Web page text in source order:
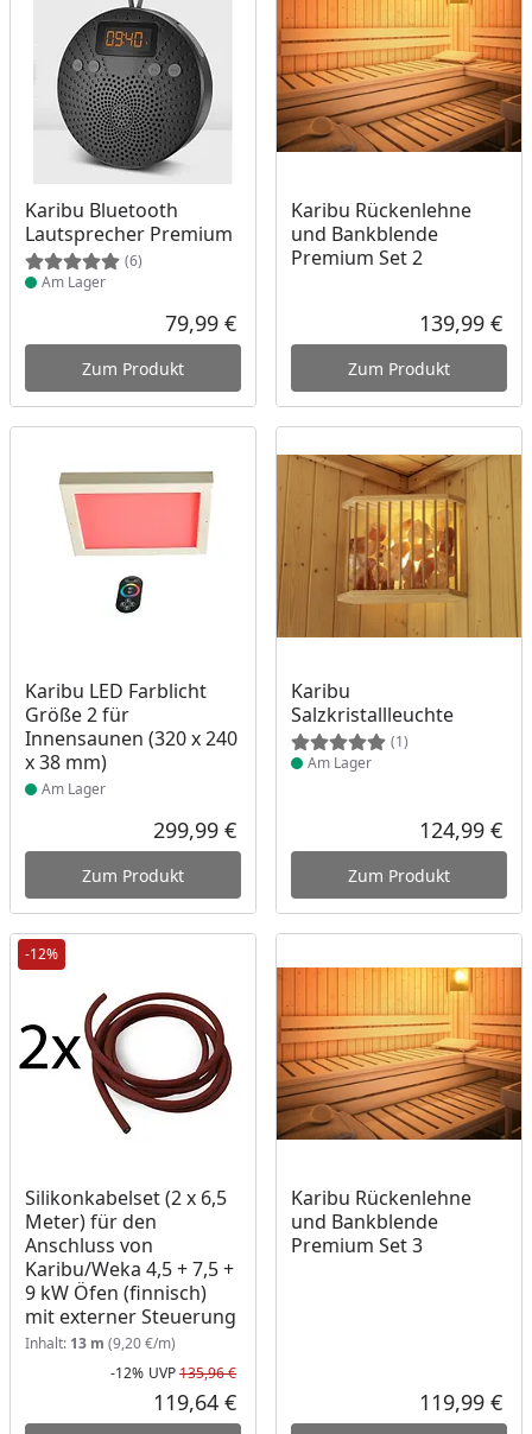
Karibu Bluetooth
Lautsprecher Premium
(6)
Produkt am Lager
Am Lager
Aktueller Preis
79,99 €
Zum Produkt
Karibu Rückenlehne
und Bankblende
Premium Set 2
139,99 €
Zum Produkt
Karibu LED Farblicht
Größe 2 für
Innensaunen (320 x 240
x 38 mm)
Produkt am Lager
Am Lager
Aktueller Preis
299,99 €
Zum Produkt
Karibu
Salzkristallleuchte
(1)
Produkt am Lager
Am Lager
124,99 €
Zum Produkt
-12%
Silikonkabelset (2 x 6,5
Meter) für den
Anschluss von
Karibu/Weka 4,5 + 7,5 +
9 kW Öfen (finnisch)
mit externer Steuerung
Inhalt: 13 m (9,20 €/m)
Rabatt in Prozent
-12%
Ursprünglicher Preis
UVP135,96 €
Aktueller Preis
119,64 €
Karibu Rückenlehne
und Bankblende
Premium Set 3
119,99 €